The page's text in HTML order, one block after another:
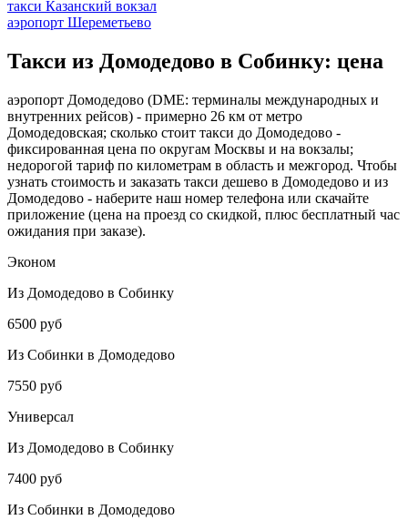
такси Казанский вокзал
аэропорт Шереметьево
Такси из Домодедово в Собинку: цена
аэропорт Домодедово (DME: терминалы международных и
внутренних рейсов) - примерно 26 км от метро
Домодедовская; сколько стоит такси до Домодедово -
фиксированная цена по округам Москвы и на вокзалы;
недорогой тариф по километрам в область и межгород. Чтобы
узнать стоимость и заказать такси дешево в Домодедово и из
Домодедово - наберите наш номер телефона или скачайте
приложение (цена на проезд со скидкой, плюс бесплатный час
ожидания при заказе).
Эконом
Из Домодедово в Собинку
6500 руб
Из Собинки в Домодедово
7550 руб
Универсал
Из Домодедово в Собинку
7400 руб
Из Собинки в Домодедово